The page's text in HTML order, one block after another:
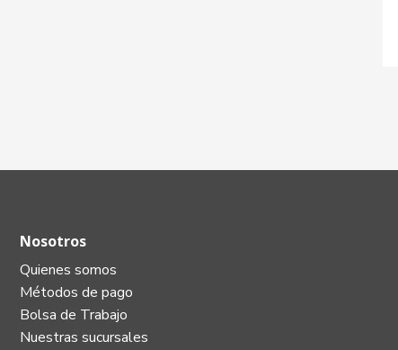
Nosotros
Quienes somos
Métodos de pago
Bolsa de Trabajo
Nuestras sucursales